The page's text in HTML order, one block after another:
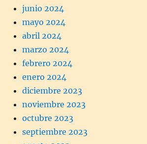
junio 2024
mayo 2024
abril 2024
marzo 2024
febrero 2024
enero 2024
diciembre 2023
noviembre 2023
octubre 2023
septiembre 2023